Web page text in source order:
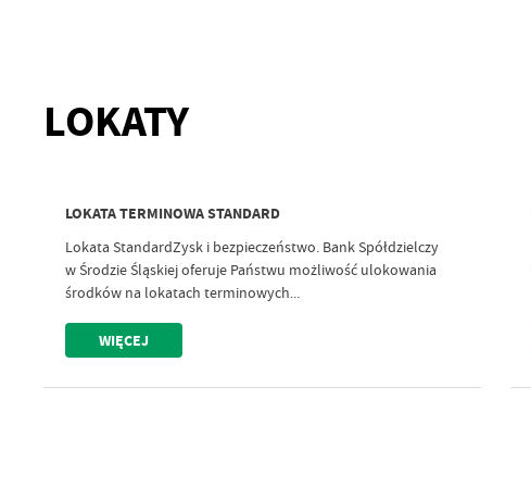
LOKATY
LOKATA TERMINOWA STANDARD
Lokata StandardZysk i bezpieczeństwo. Bank Spółdzielczy
w Środzie Śląskiej oferuje Państwu możliwość ulokowania
środków na lokatach terminowych...
WIĘCEJ